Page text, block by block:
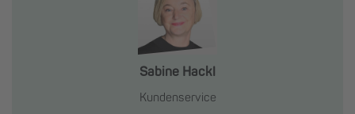
Sabine Hackl
Kundenservice